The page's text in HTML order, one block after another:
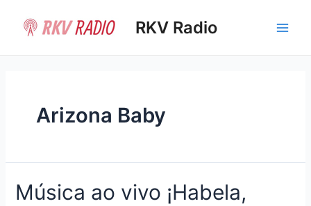
contenido
RKV Radio
Arizona Baby
Música ao vivo ¡Habela,